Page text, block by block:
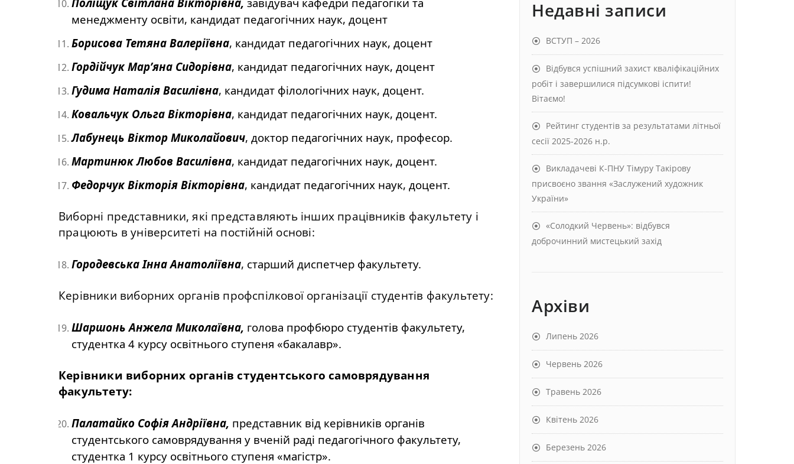
менеджменту освіти, кандидат педагогічних наук, доцент
Борисова Тетяна Валеріївна, кандидат педагогічних наук, доцент
Гордійчук Мар’яна Сидорівна, кандидат педагогічних наук, доцент
Гудима Наталія Василівна, кандидат філологічних наук, доцент.
Ковальчук Ольга Вікторівна, кандидат педагогічних наук, доцент.
Лабунець Віктор Миколайович, доктор педагогічних наук, професор.
Мартинюк Любов Василівна, кандидат педагогічних наук, доцент.
Федорчук Вікторія Вікторівна, кандидат педагогічних наук, доцент.
Виборні представники, які представляють інших працівників факультету і
працюють в університеті на постійній основі:
Городевська Інна Анатоліївна, старший диспетчер факультету.
Керівники виборних органів профспілкової організації студентів факультету:
Шаршонь Анжела Миколаївна, голова профбюро студентів факультету,
студентка 4 курсу освітнього ступеня «бакалавр».
Керівники виборних органів студентського самоврядування
факультету:
Палатайко Софія Андріївна, представник від керівників органів
студентського самоврядування у вченій раді педагогічного факультету,
студентка 1 курсу освітнього ступеня «магістр».
Недавні записи
ВСТУП – 2026
Відбувся успішний захист кваліфікаційних
робіт і завершилися підсумкові іспити!
Вітаємо!
Рейтинг студентів за результатами літньої
сесії 2025-2026 н.р.
Викладачеві К-ПНУ Тімуру Такірову
присвоєно звання «Заслужений художник
України»
«Солодкий Червень»: відбувся
доброчинний мистецький захід
Архіви
Липень 2026
Червень 2026
Травень 2026
Квітень 2026
Березень 2026